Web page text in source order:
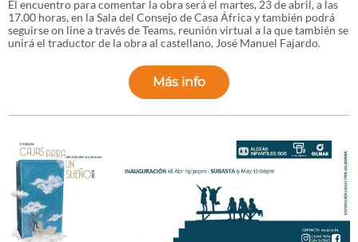
El encuentro para comentar la obra será el martes, 23 de abril, a las
17.00 horas, en la Sala del Consejo de Casa África y también podrá
seguirse on line a través de Teams, reunión virtual a la que también se
unirá el traductor de la obra al castellano, José Manuel Fajardo.
Más info